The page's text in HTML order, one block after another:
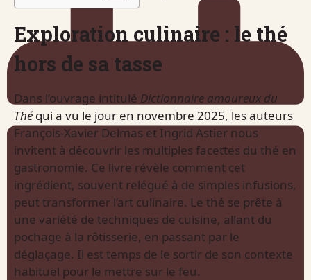
Exploration culinaire : le thé
hors de sa tasse
Dans l’ouvrage intitulé Dictionnaire amoureux du
Thé qui a vu le jour en novembre 2025, les auteurs
François-Xavier Delmas et Ingrid Astier nous
invitent à découvrir les multiples facettes du thé en
gastronomie. Ce livre révèle comment cet
ingrédient, souvent relégué à de simples infusions,
peut transformer l’art culinaire. Le thé se prête à
une variété de techniques de cuisine, allant du
pochage à la rôtisserie, en passant par le
déglaçage. Il est temps de le sortir de son contexte
habituel pour le mettre sur le feu.